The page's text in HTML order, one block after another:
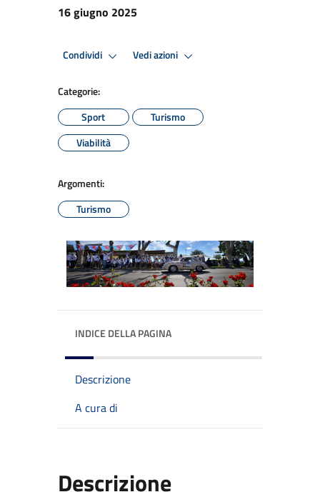
16 giugno 2025
Condividi Vedi azioni
Categorie:
Sport
Turismo
Viabilità
Argomenti:
Turismo
INDICE DELLA PAGINA
Descrizione
A cura di
Descrizione